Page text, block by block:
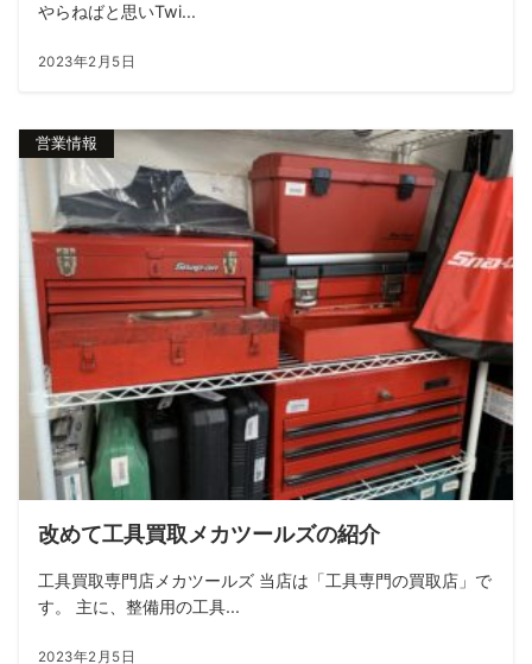
やらねばと思いTwi...
2023年2月5日
営業情報
改めて工具買取メカツールズの紹介
工具買取専門店メカツールズ 当店は「工具専門の買取店」で
す。 主に、整備用の工具...
2023年2月5日